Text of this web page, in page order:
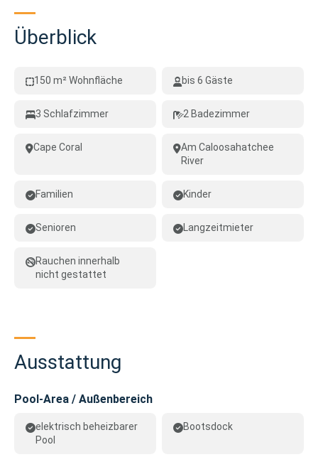
Überblick
150 m² Wohnfläche bis 6 Gäste
3 Schlafzimmer 2 Badezimmer
Cape Coral
Am Caloosahatchee
River
Familien Kinder
Senioren Langzeitmieter
Rauchen innerhalb
nicht gestattet
Ausstattung
Pool-Area / Außenbereich
elektrisch beheizbarer
Pool
Bootsdock